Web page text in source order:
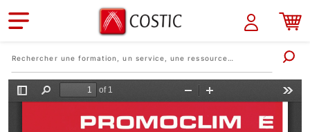
Aller au contenu principal